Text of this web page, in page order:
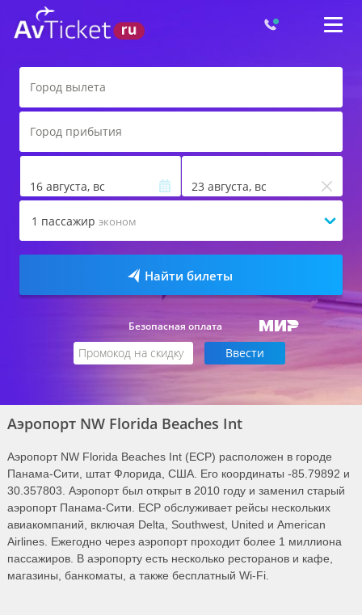
16 августа, вс 23 августа, вс
1 пассажир эконом
Найти билеты
Безопасная оплата
Аэропорт NW Florida Beaches Int
Аэропорт NW Florida Beaches Int (ECP) расположен в городе
Панама-Сити, штат Флорида, США. Его координаты -85.79892 и
30.357803. Аэропорт был открыт в 2010 году и заменил старый
аэропорт Панама-Сити. ECP обслуживает рейсы нескольких
авиакомпаний, включая Delta, Southwest, United и American
Airlines. Ежегодно через аэропорт проходит более 1 миллиона
пассажиров. В аэропорту есть несколько ресторанов и кафе,
магазины, банкоматы, а также бесплатный Wi-Fi.